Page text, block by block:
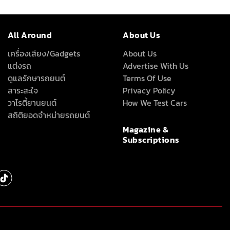
All Around
เครื่องเสียง/Gadgets
แต่งรถ
ดูแลรักษารถยนต์
สาระสะใจ
วาไรตี้ยานยนต์
สถิติยอดจำหน่ายรถยนต์
About Us
About Us
Advertise With Us
Terms Of Use
Privacy Policy
How We Test Cars
Magazine &
Subscriptions